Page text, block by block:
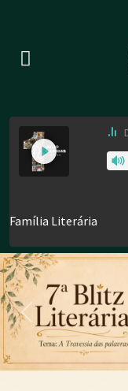
Previous